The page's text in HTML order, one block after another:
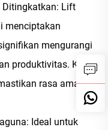
Ditingkatkan: Lift
menciptakan
mengurangi
produktivitas. Kunci
rasa aman
Ideal untuk